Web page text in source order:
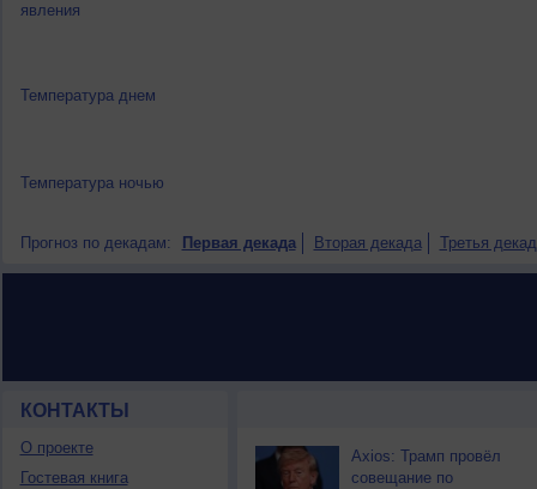
явления
Температура днем
Температура ночью
Прогноз по декадам: Первая декада Вторая декада Третья
КОНТАКТЫ
О проекте
Гостевая книга
НОВОСТИ ПАРТНЕРОВ
Axios: Трамп провёл
совещание по